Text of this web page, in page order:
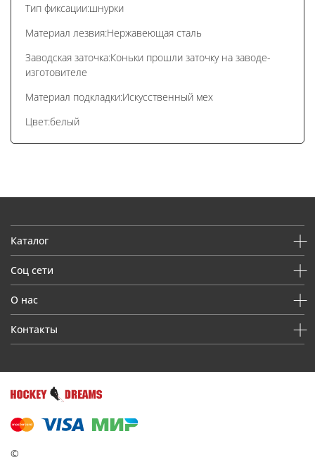
Тип фиксации:шнурки
Материал лезвия:Нержавеющая сталь
Заводская заточка:Коньки прошли заточку на заводе-
изготовителе
Материал подкладки:Искусственный мех
Цвет:белый
Каталог
Соц сети
О нас
Контакты
©